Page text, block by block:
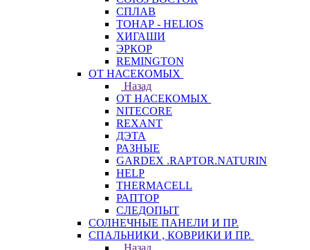
СПЛАВ
ТОНАР - HELIOS
ХИГАШИ
ЭРКОР
REMINGTON
ОТ НАСЕКОМЫХ
Назад
ОТ НАСЕКОМЫХ
NITECORE
REXANT
ДЭТА
РАЗНЫЕ
GARDEX .RAPTOR.NATURIN
HELP
THERMACELL
РАПТОР
СЛЕДОПЫТ
СОЛНЕЧНЫЕ ПАНЕЛИ И ПР.
СПАЛЬНИКИ , КОВРИКИ И ПР.
Назад